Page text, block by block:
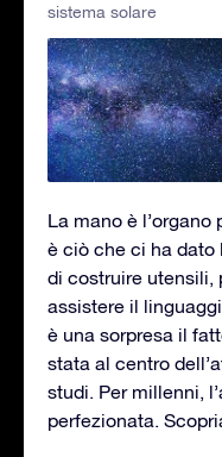
sistema solare
La mano è l’organo
è ciò che ci ha dato
di costruire utensili,
assistere il
è una sorpresa il
stata al centro
studi. Per millenni,
perfezionata.